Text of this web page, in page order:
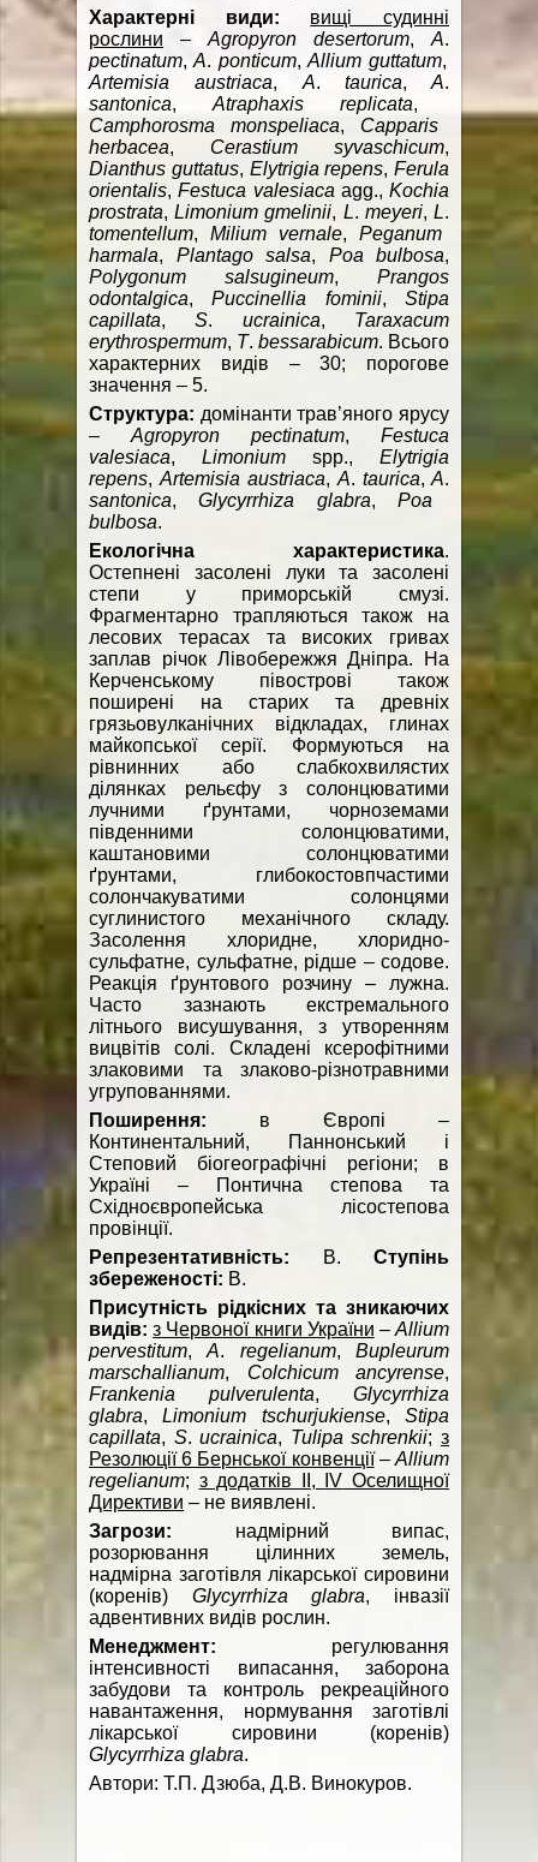
Характерні види:
вищі судинні
рослини – Agropyron desertorum, A.
pectinatum, A. ponticum,Allium guttatum,
Artemisia austriaca, A.taurica, A.
santonica, Atraphaxis replicata,
Camphorosma monspeliaca, Capparis
herbacea, Cerastium syvaschicum,
Dianthus guttatus, Elytrigia repens, Ferula
orientalis,Festuca valesiaca agg., Kochia
prostrata,Limonium gmelinii, L. meyeri, L.
tomentellum, Milium vernale, Peganum
harmala, Plantago salsa, Poa bulbosa,
Polygonum
salsugineum, Prangos
odontalgica,Puccinellia fominii, Stipa
capillata, S. ucrainica, Taraxacum
erythrospermum, T. bessarabicum. Всього
характерних видів – 30; порогове
значення – 5.
Cтруктура: домінанти трав’яного ярусу
– Agropyron pectinatum, Festuca
valesiaca, Limonium spp., Elytrigia
repens,Artemisia austriaca, A. taurica, A.
santonica,Glycyrrhiza glabra, Poa
bulbosa.
Екологічна характеристика.
Остепнені засолені луки та засолені
степи у приморській смузі.
Фрагментарно трапляються також на
лесових терасах та високих гривах
заплав річок Лівобережжя Дніпра. На
Керченському півострові також
поширені на старих та древніх
грязьовулканічних відкладах, глинах
майкопської серії. Формуються на
рівнинних або слабкохвилястих
ділянках рельєфу з солонцюватими
лучними ґрунтами, чорноземами
південними солонцюватими,
каштановими солонцюватими
ґрунтами, глибокостовпчастими
солончакуватими солонцями
суглинистого механічного складу.
Засолення хлоридне, хлоридно-
сульфатне, сульфатне, рідше – содове.
Реакція ґрунтового розчину – лужна.
Часто зазнають екстремального
літнього висушування, з утворенням
вицвітів солі. Складені ксерофітними
злаковими та злаково-рiзнотравними
угрупованнями.
Поширення: в Європі –
Континентальний, Паннонський і
Степовий біогеографічні регіони; в
Україні – Понтична степова та
Східноєвропейська лісостепова
провінції.
Репрезентативність: B. Ступінь
збереженості: B.
Присутність рідкісних та зникаючих
видів:з Червоної книги України –Allium
pervestitum,A. regelianum,Bupleurum
marschallianum, Colchicum ancyrense,
Frankenia
pulverulenta, Glycyrrhiza
glabra,Limonium tschurjukiense,Stipa
capillata, S. ucrainica, Tulipa schrenkii;з
Резолюції 6 Бернської конвенції–Allium
regelianum; з додатків , IV Оселищної
Директиви – не виявлені.
Загрози: надмірний випас,
розорювання цілинних земель,
надмірна заготівля лікарської сировини
(коренів) Glycyrrhiza glabra, інвазії
адвентивних видів рослин.
Менеджмент: регулювання
інтенсивності випасання, заборона
забудови та контроль рекреаційного
навантаження, нормування заготівлі
лікарської сировини (коренів)
Glycyrrhiza glabra.
Автори: Т.П. Дзюба, Д.В. Винокуров.